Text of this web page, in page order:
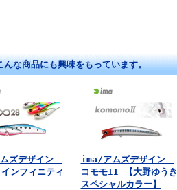
な商品にも興味をもっています。
ズデザイン
ンフィニティ
ima/アムズデザイン
コモモII 【大野ゆうき
スペシャルカラー】